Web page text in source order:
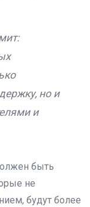
но и
и
быть
не
будут более